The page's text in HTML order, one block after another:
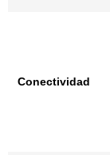
Conectividad